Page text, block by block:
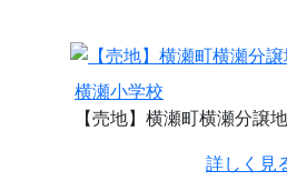
横瀬小学校
【売地】横瀬町横瀬分
詳しく見